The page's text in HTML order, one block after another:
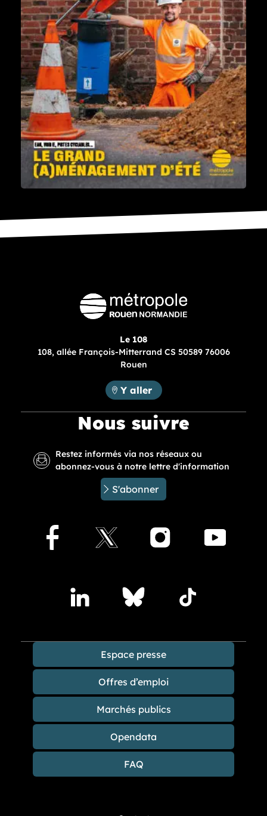
Télécharger "Le Mag n°111 - Le grand (a)ménagement
Le 108
108, allée François-Mitterrand CS 50589 76006
Rouen
Métropole Rouen Normandie :
Y aller
Nous suivre
Restez informés via nos réseaux ou
abonnez-vous à notre lettre d'information
S'abonner
Facebook
X Instagram
LindedinBlueskyTikTok
Espace presse
Offres d’emploi
Marchés publics
Opendata
FAQ